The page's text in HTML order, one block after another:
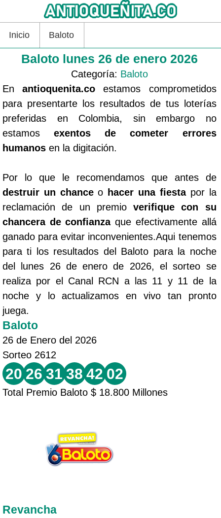
Inicio Baloto
Baloto lunes 26 de enero 2026
Categoría: Baloto
Enantioquenita.co estamos comprometidos
para presentarte los resultados de tus loterías
preferidas en Colombia, sin embargo no
estamosexentos de cometer errores
humanos en la digitación.
Por lo que le recomendamos que antes de
destruir un chanceo hacer una fiestapor la
reclamación de un premioverifique con su
chancera de confianzaque efectivamente allá
ganado para evitar inconvenientes.Aqui tenemos
para ti los resultados del Baloto para la noche
del lunes 26 de enero de 2026, el sorteo se
realiza por el Canal RCN a las 11 y 11 de la
noche y lo actualizamos en vivo tan pronto
juega.
Baloto
26 de Enero del 2026
Sorteo 2612
20 26 31 38 42 02
Total Premio Baloto $ 18.800 Millones
Revancha